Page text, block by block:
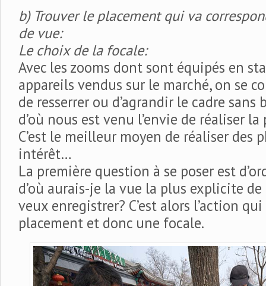
b) Trouver le placement qui va
de vue:
Le choix de la focale:
Avec les zooms dont sont équipés en
appareils vendus sur le marché, on se
de resserrer ou d’agrandir le cadre sans
d’où nous est venu l’envie de réaliser
C’est le meilleur moyen de réaliser des
intérêt…
La première question à se poser est
d’où aurais-je la vue la plus explicite
veux enregistrer? C’est alors l’action
placement et donc une focale.